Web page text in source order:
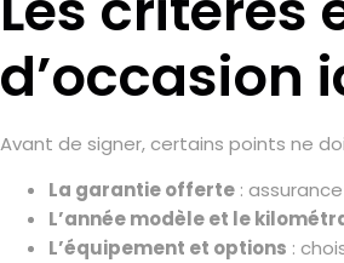
d’occasion
Avant de signer, certains points ne
La garantie offerte :
L’année modèle et le
L’équipement et options :